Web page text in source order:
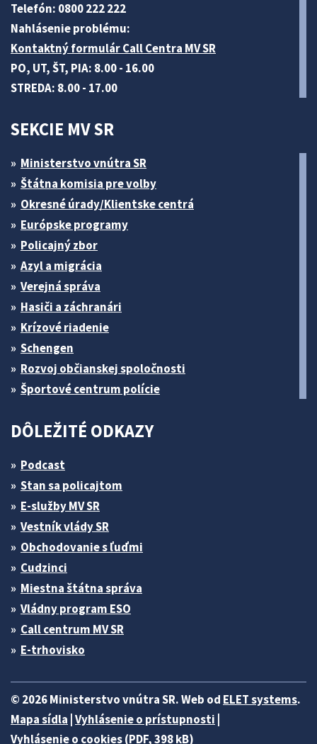
Telefón: 0800 222 222
Nahlásenie problému:
Kontaktný formulár Call Centra MV SR
PO, UT, ŠT, PIA: 8.00 - 16.00
STREDA: 8.00 - 17.00
SEKCIE MV SR
Ministerstvo vnútra SR
Štátna komisia pre volby
Okresné úrady/Klientske centrá
Európske programy
Policajný zbor
Azyl a migrácia
Verejná správa
Hasiči a záchranári
Krízové riadenie
Schengen
Rozvoj občianskej spoločnosti
Športové centrum polície
DÔLEŽITÉ ODKAZY
Podcast
Stan sa policajtom
E-služby MV SR
Vestník vlády SR
Obchodovanie s ľuďmi
Cudzinci
Miestna štátna správa
Vládny program ESO
Call centrum MV SR
E-trhovisko
© 2026 Ministerstvo vnútra SR. Web od ELET systems.
Mapa sídla Vyhlásenie o prístupnosti
Vyhlásenie o cookies (PDF, 398 kB)